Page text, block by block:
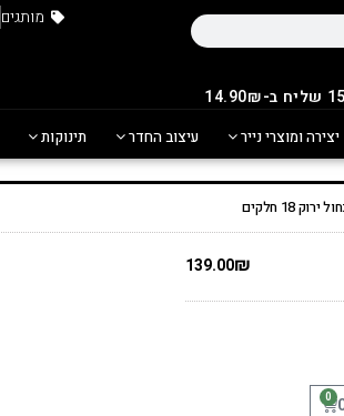
מותגים
יצירה ומוצרי נייר עיצוב החדר תינוקות
139.00₪
0